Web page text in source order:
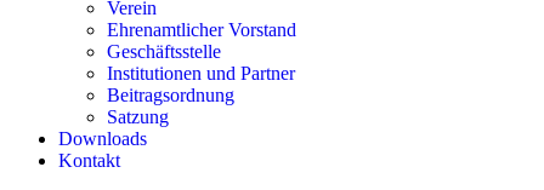
Verein
Ehrenamtlicher Vorstand
Geschäftsstelle
Institutionen und Partner
Beitragsordnung
Satzung
Downloads
Kontakt